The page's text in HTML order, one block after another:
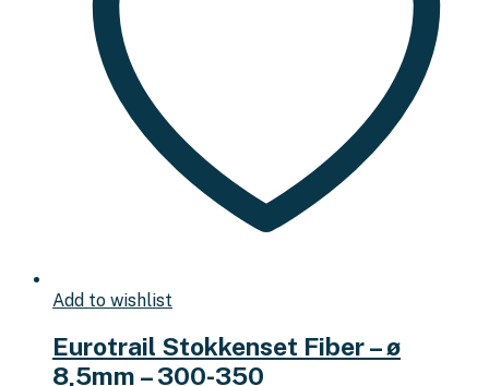
Add to wishlist
Eurotrail Stokkenset Fiber – ø
8,5mm – 300-350